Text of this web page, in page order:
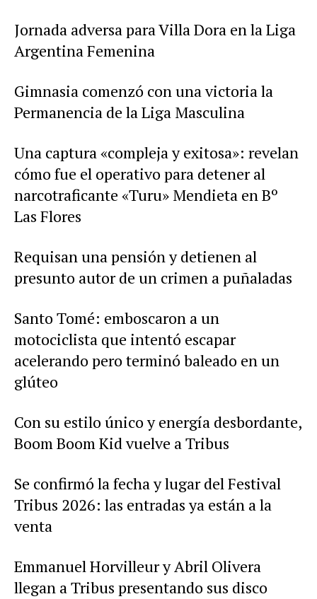
Jornada adversa para Villa Dora en la Liga
Argentina Femenina
Gimnasia comenzó con una victoria la
Permanencia de la Liga Masculina
Una captura «compleja y exitosa»: revelan
cómo fue el operativo para detener al
narcotraficante «Turu» Mendieta en Bº
Las Flores
Requisan una pensión y detienen al
presunto autor de un crimen a puñaladas
Santo Tomé: emboscaron a un
motociclista que intentó escapar
acelerando pero terminó baleado en un
glúteo
Con su estilo único y energía desbordante,
Boom Boom Kid vuelve a Tribus
Se confirmó la fecha y lugar del Festival
Tribus 2026: las entradas ya están a la
venta
Emmanuel Horvilleur y Abril Olivera
llegan a Tribus presentando sus disco